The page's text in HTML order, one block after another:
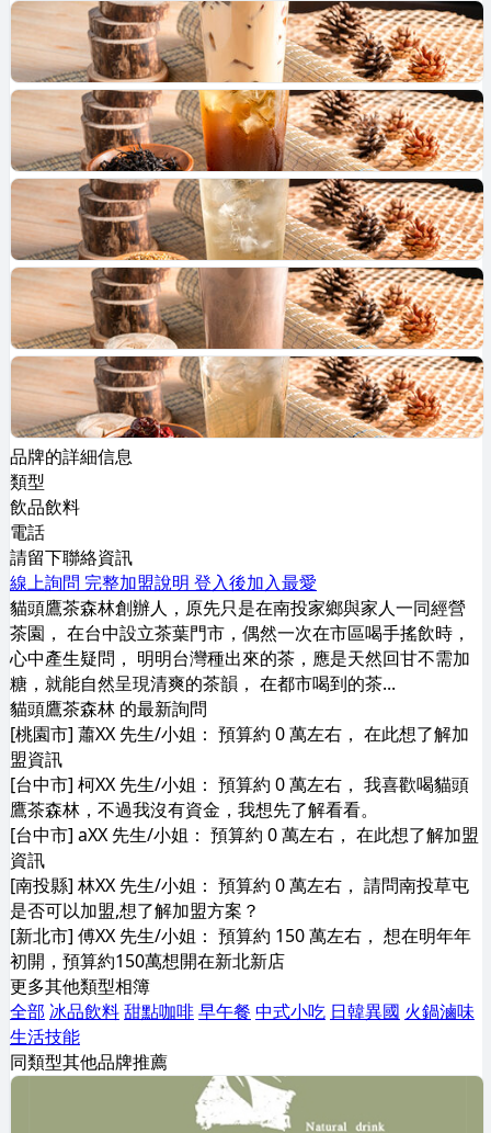
品牌的詳細信息
類型
飲品飲料
電話
請留下聯絡資訊
線上詢問 完整加盟說明 登入後加入最愛
貓頭鷹茶森林創辦人，原先只是在南投家鄉與家人一同經營
茶園， 在台中設立茶葉門市，偶然一次在市區喝手搖飲時，
心中產生疑問， 明明台灣種出來的茶，應是天然回甘不需加
糖，就能自然呈現清爽的茶韻， 在都市喝到的茶...
貓頭鷹茶森林 的最新詢問
[桃園市] 蕭XX 先生/小姐： 預算約 0 萬左右， 在此想了解加
盟資訊
[台中市] 柯XX 先生/小姐： 預算約 0 萬左右， 我喜歡喝貓頭
鷹茶森林，不過我沒有資金，我想先了解看看。
[台中市] aXX 先生/小姐： 預算約 0 萬左右， 在此想了解加盟
資訊
[南投縣] 林XX 先生/小姐： 預算約 0 萬左右， 請問南投草屯
是否可以加盟,想了解加盟方案？
[新北市] 傅XX 先生/小姐： 預算約 150 萬左右， 想在明年年
初開，預算約150萬想開在新北新店
更多其他類型相簿
全部 冰品飲料甜點咖啡早午餐 中式小吃 日韓異國 火鍋滷味
生活技能
同類型其他品牌推薦